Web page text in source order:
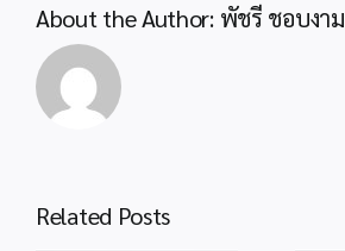
About the Author: พัชรี ชอบงาม
Related Posts